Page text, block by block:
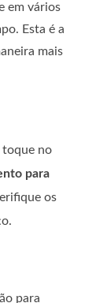
em vários
Esta é a
mais
toque no
para
os
para